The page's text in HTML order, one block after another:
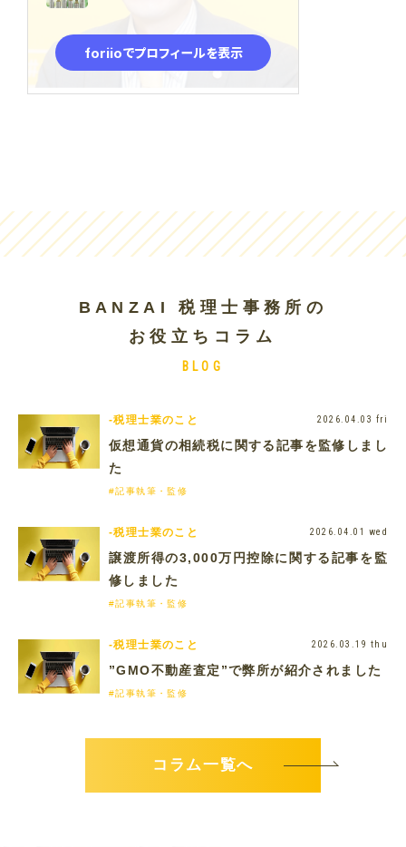
BANZAI 税理士事務所の
お役立ちコラム
BLOG
-税理士業のこと 2026.04.03 fri
仮想通貨の相続税に関する記事を監修しまし
た
#記事執筆・監修
-税理士業のこと 2026.04.01 wed
譲渡所得の3,000万円控除に関する記事を監
修しました
#記事執筆・監修
-税理士業のこと 2026.03.19 thu
”GMO不動産査定”で弊所が紹介されました
#記事執筆・監修
コラム一覧へ